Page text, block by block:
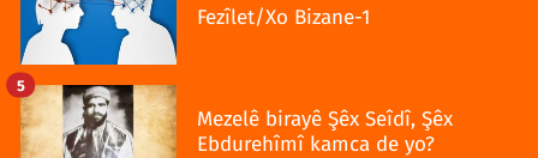
Fezîlet/Xo Bizane-1
Mezelê birayê Şêx Seîdî, Şêx
Ebdurehîmî kamca de yo?
5